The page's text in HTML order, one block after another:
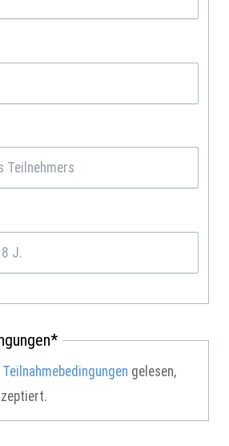
*
Teilnahmebedingungen gelesen,